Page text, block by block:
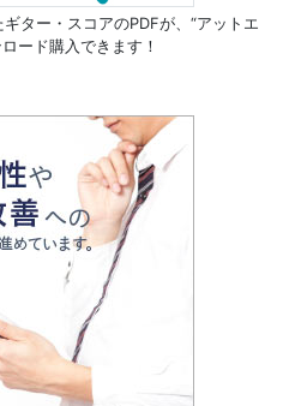
ター・スコアのPDFが、 “アットエ
ード購入できます！